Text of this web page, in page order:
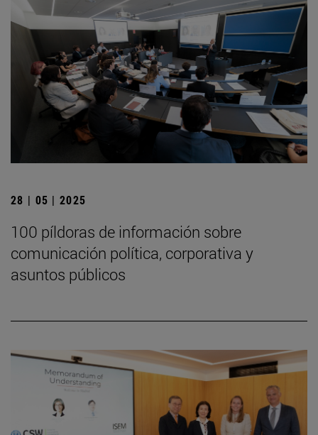
28 | 05 | 2025
100 píldoras de información sobre
comunicación política, corporativa y
asuntos públicos